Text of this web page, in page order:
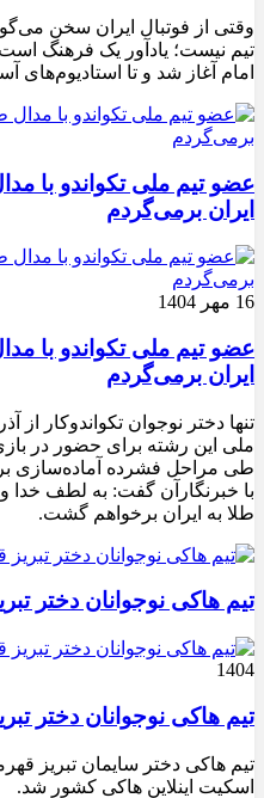
وقتی از فوتبال ایران سخن
تیم نیست؛ یادآور یک فرهنگ
امام آغاز شد و تا استادیوم‌های
عضو تیم ملی تکواندو با
ایران برمی‌گردم
16 مهر 1404
عضو تیم ملی تکواندو با
ایران برمی‌گردم
تنها دختر نوجوان تکواندوکار از
ملی این رشته برای حضور در
طی مراحل فشرده آماده‌سازی
با خبرنگارآن گفت: به لطف خدا
طلا به ایران برخواهم گشت.
تیم هاکی نوجوانان دختر
1404
تیم هاکی نوجوانان دختر
تیم هاکی دختر سایمان تبریز
اسکیت اینلاین هاکی کشور شد.